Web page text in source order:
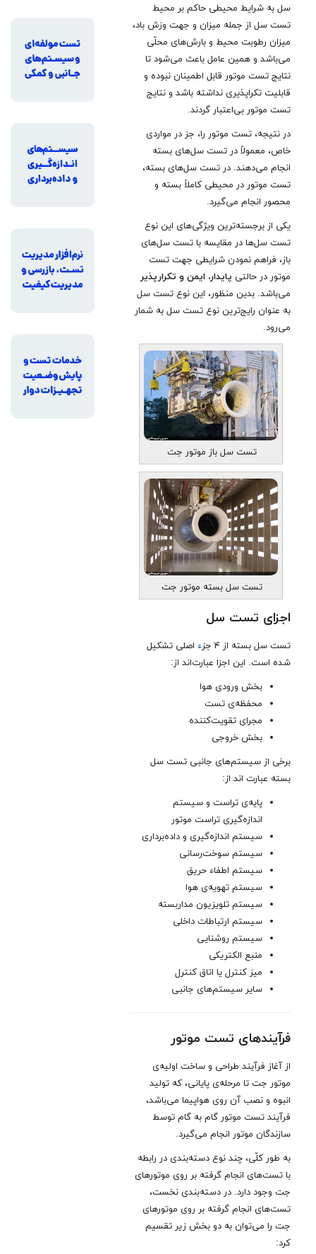
سل به شرایط محیطی حاکم بر محیط
تست سل از جمله میزان و جهت وزش باد،
میزان رطوبت محیط و بارش‌های محلّی
می‌باشد و همین عامل باعث می‌شود تا
نتایج تست موتور قابل اطمینان نبوده و
قابلیت تکراپذیری نداشته باشد و نتایج
تست موتور بی‌اعتبار گردند.
در نتیجه، تست موتور را، جز در مواردی
خاص، معمولاً در تست سل‌های بسته
انجام می‌دهند. در تست سل‌های بسته،
تست موتور در محیطی کاملاً بسته و
محصور انجام می‌گیرد.
یکی از برجسته‌ترین ویژگی‌های این نوع
تست سل‌ها در مقایسه با تست سل‌های
باز، فراهم نمودن شرایطی جهت تست
موتور در حالتی پایدار، ایمن و تکرارپذیر
می‌باشد. بدین منظور، این نوع تست سل‌
به عنوان رایج‌ترین نوع تست سل به شمار
می‌رود.
تست سل باز موتور جت
تست سل بسته موتور جت
اجزای تست سل
تست سل بسته از ۴ جز ء اصلی تشكیل
شده است. این اجزا عبارت‌اند از:
بخش ورودی هوا
محفظه‌ی تست
مجرای تقویت‌كننده
بخش خروجی
برخی از سیستم‌های جانبی تست سل
بسته عبارت ‌اند از:
پایه‌ی تراست و سیستم
اندازه‌گیری تراست موتور
سیستم اندازه‌گیری و داده‌برداری
سیستم سوخت‌رسانی
سیستم اطفاء حریق
سیستم تهویه‌ی هوا
سیستم تلویزیون مداربسته
سیستم ارتباطات داخلی
سیستم روشنایی
منبع الکتریکی
میز کنترل یا اتاق کنترل
سایر سیستم‌های جانبی
فرآیندهای تست موتور
از آغاز فرآیند طراحی و ساخت اولیه‌‌ی
موتور جت تا مرحله‌‌ی پایانی، که تولید
انبوه و نصب آن روی هواپیما می‌باشد،
فرآیند تست موتور گام به گام توسط
سازندگان موتور انجام می‌گیرد.
به طور کلّی، چند نوع دسته‌‌بندی در رابطه
با تست‌‌های انجام گرفته بر روی موتورهای
جت وجود دارد. در دسته‌‌بندی نخست،
تست‌‌های انجام گرفته بر روی موتورهای
جت را می‌توان به دو بخش زیر تقسیم
کرد: